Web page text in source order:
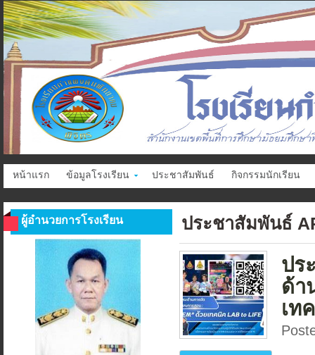
หน้าแรก ข้อมูลโรงเรียน ประชาสัมพันธ์ กิจกรรมนักเรียน
ประชาสัมพันธ์
ปร
ด้า
เท
ผู้อำนวยการโรงเรียน